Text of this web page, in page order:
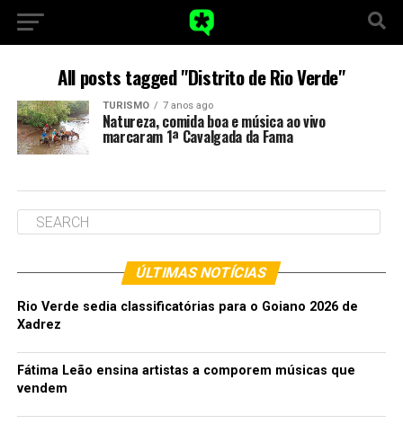
All posts tagged "Distrito de Rio Verde"
TURISMO 7 anos ago
Natureza, comida boa e música ao vivo
marcaram 1ª Cavalgada da Fama
ÚLTIMAS NOTÍCIAS
Rio Verde sedia classificatórias para o Goiano 2026 de
Xadrez
Fátima Leão ensina artistas a comporem músicas que
vendem